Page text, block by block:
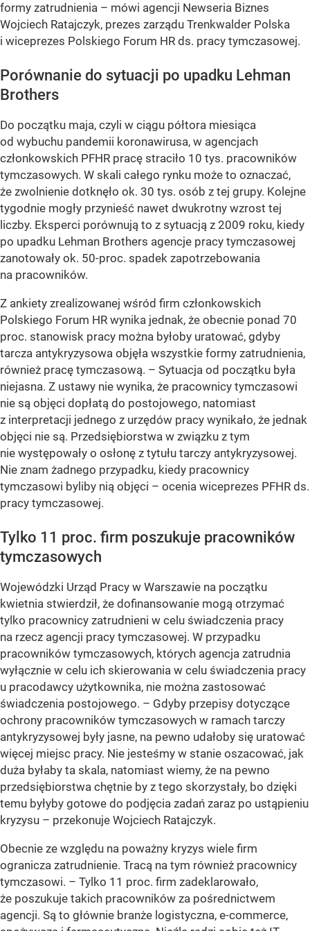
formy zatrudnienia – mówi agencji Newseria Biznes
Wojciech Ratajczyk, prezes zarządu Trenkwalder Polska
i wiceprezes Polskiego Forum HR ds. pracy tymczasowej.
Porównanie do sytuacji po upadku Lehman
Brothers
Do początku maja, czyli w ciągu półtora miesiąca
od wybuchu pandemii koronawirusa, w agencjach
członkowskich PFHR pracę straciło 10 tys. pracowników
tymczasowych. W skali całego rynku może to oznaczać,
że zwolnienie dotknęło ok. 30 tys. osób z tej grupy. Kolejne
tygodnie mogły przynieść nawet dwukrotny wzrost tej
liczby. Eksperci porównują to z sytuacją z 2009 roku, kiedy
po upadku Lehman Brothers agencje pracy tymczasowej
zanotowały ok. 50-proc. spadek zapotrzebowania
na pracowników.
Z ankiety zrealizowanej wśród firm członkowskich
Polskiego Forum HR wynika jednak, że obecnie ponad 70
proc. stanowisk pracy można byłoby uratować, gdyby
tarcza antykryzysowa objęła wszystkie formy zatrudnienia,
również pracę tymczasową. – Sytuacja od początku była
niejasna. Z ustawy nie wynika, że pracownicy tymczasowi
nie są objęci dopłatą do postojowego, natomiast
z interpretacji jednego z urzędów pracy wynikało, że jednak
objęci nie są. Przedsiębiorstwa w związku z tym
nie występowały o osłonę z tytułu tarczy antykryzysowej.
Nie znam żadnego przypadku, kiedy pracownicy
tymczasowi byliby nią objęci – ocenia wiceprezes PFHR ds.
pracy tymczasowej.
Tylko 11 proc. firm poszukuje pracowników
tymczasowych
Wojewódzki Urząd Pracy w Warszawie na początku
kwietnia stwierdził, że dofinansowanie mogą otrzymać
tylko pracownicy zatrudnieni w celu świadczenia pracy
na rzecz agencji pracy tymczasowej. W przypadku
pracowników tymczasowych, których agencja zatrudnia
wyłącznie w celu ich skierowania w celu świadczenia pracy
u pracodawcy użytkownika, nie można zastosować
świadczenia postojowego. – Gdyby przepisy dotyczące
ochrony pracowników tymczasowych w ramach tarczy
antykryzysowej były jasne, na pewno udałoby się uratować
więcej miejsc pracy. Nie jesteśmy w stanie oszacować, jak
duża byłaby ta skala, natomiast wiemy, że na pewno
przedsiębiorstwa chętnie by z tego skorzystały, bo dzięki
temu byłyby gotowe do podjęcia zadań zaraz po ustąpieniu
kryzysu – przekonuje Wojciech Ratajczyk.
Obecnie ze względu na poważny kryzys wiele firm
ogranicza zatrudnienie. Tracą na tym również pracownicy
tymczasowi. – Tylko 11 proc. firm zadeklarowało,
że poszukuje takich pracowników za pośrednictwem
agencji. Są to głównie branże logistyczna, e-commerce,